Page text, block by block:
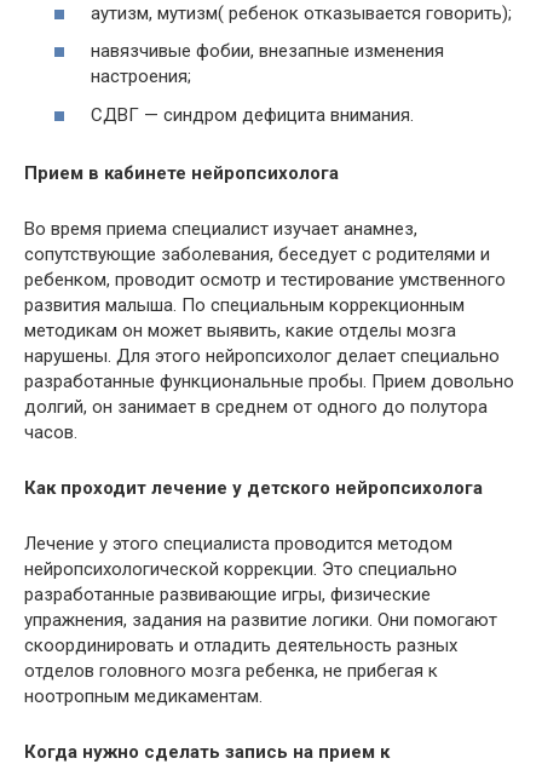
аутизм, мутизм( ребенок отказывается говорить);
навязчивые фобии, внезапные изменения
настроения;
СДВГ — синдром дефицита внимания.
Прием в кабинете нейропсихолога
Во время приема специалист изучает анамнез,
сопутствующие заболевания, беседует с родителями и
ребенком, проводит осмотр и тестирование умственного
развития малыша. По специальным коррекционным
методикам он может выявить, какие отделы мозга
нарушены. Для этого нейропсихолог делает специально
разработанные функциональные пробы. Прием довольно
долгий, он занимает в среднем от одного до полутора
часов.
Как проходит лечение у детского нейропсихолога
Лечение у этого специалиста проводится методом
нейропсихологической коррекции. Это специально
разработанные развивающие игры, физические
упражнения, задания на развитие логики. Они помогают
скоординировать и отладить деятельность разных
отделов головного мозга ребенка, не прибегая к
ноотропным медикаментам.
Когда нужно сделать запись на прием к